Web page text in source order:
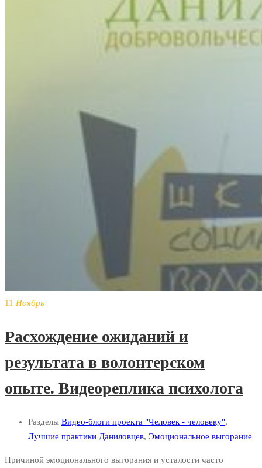
11 Ноябрь
Расхождение ожиданий и
результата в волонтерском
опыте. Видеореплика психолога
Разделы Видео-блоги проекта "Человек - человеку",
Лучшие практики Даниловцев, Эмоциональное выгорание
Причиной эмоционального выгорания и усталости часто